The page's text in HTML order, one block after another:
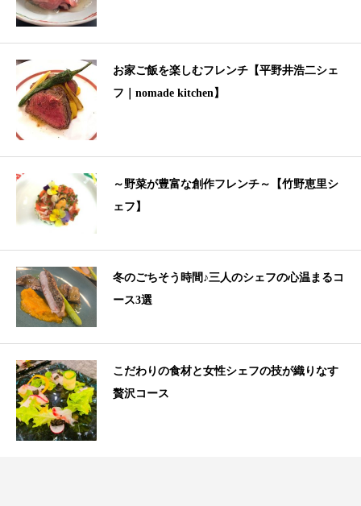
お家ご飯を楽しむフレンチ【平野井浩二シェ
フ｜nomade kitchen】
～野菜が豊富な創作フレンチ～【竹野恵里シ
ェフ】
冬のごちそう時間♪三人のシェフの心温まるコ
ース3選
こだわりの食材と女性シェフの技が織りなす
贅沢コース